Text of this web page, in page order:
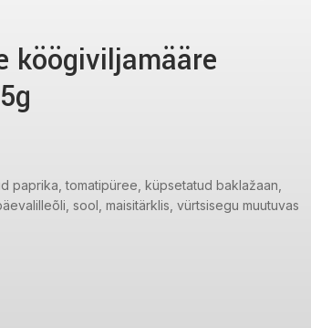
köögiviljamääre
paprika, tomatipüree, küpsetatud baklažaan,
sool, maisitärklis, vürtsisegu muutuvas